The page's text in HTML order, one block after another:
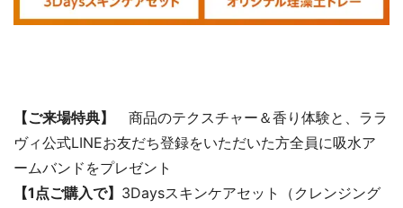
【ご来場特典】 商品のテクスチャー＆香り体験と、ララ
ヴィ公式LINEお友だち登録をいただいた方全員に吸水ア
ームバンドをプレゼント
【1点ご購入で】 3Daysスキンケアセット（クレンジング